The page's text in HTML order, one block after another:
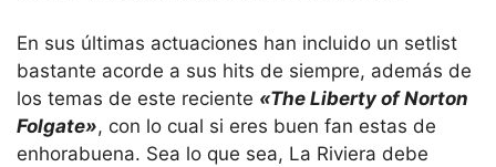
En sus últimas actuaciones han incluido un setlist
bastante acorde a sus hits de siempre, además de
los temas de este reciente «The Liberty of Norton
Folgate», con lo cual si eres buen fan estas de
enhorabuena. Sea lo que sea, La Riviera debe